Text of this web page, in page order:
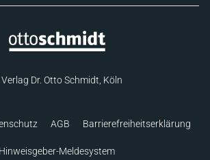
Dr. Otto Schmidt, Köln
AGB Barrierefreiheitserklärung
Hinweisgeber-Meldesystem